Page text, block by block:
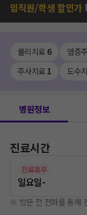
임직원/학생 할인가
물리치료 6 염증
주사치료 1 도수
병원정보
진료시간
진료휴무
일요일-
※ 방문 전 전화를 통해